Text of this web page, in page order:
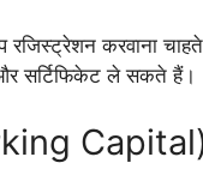
करवाना चाहते
सर्टिफिकेट ले सकते हैं।